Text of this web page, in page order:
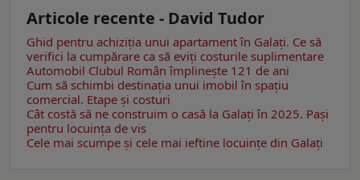
Articole recente - David Tudor
Ghid pentru achiziția unui apartament în Galați. Ce să
verifici la cumpărare ca să eviţi costurile suplimentare
Automobil Clubul Român împlinește 121 de ani
Cum să schimbi destinația unui imobil în spațiu
comercial. Etape şi costuri
Cât costă să ne construim o casă la Galaţi în 2025. Pași
pentru locuinţa de vis
Cele mai scumpe și cele mai ieftine locuințe din Galaţi